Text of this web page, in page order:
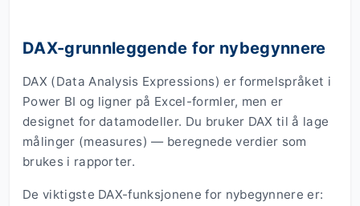
DAX-grunnleggende for nybegynnere
DAX (Data Analysis Expressions) er formelspråket i
Power BI og ligner på Excel-formler, men er
designet for datamodeller. Du bruker DAX til å lage
målinger (measures) — beregnede verdier som
brukes i rapporter.
De viktigste DAX-funksjonene for nybegynnere er: